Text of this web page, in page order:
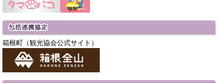
箱根町（観光協会公式サイト）